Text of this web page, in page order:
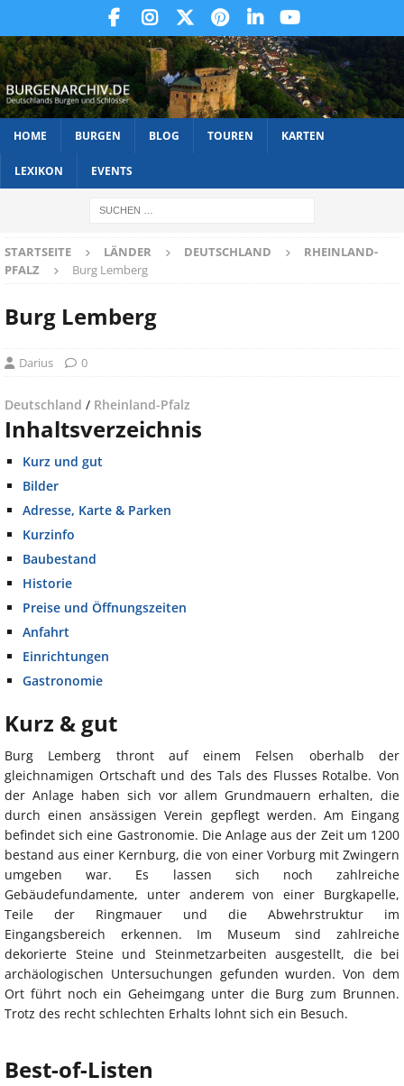
HOME BURGEN BLOG TOUREN KARTEN
LEXIKON EVENTS
STARTSEITE LÄNDER DEUTSCHLAND
RHEINLAND-
PFALZ
Burg Lemberg
Burg Lemberg
Darius 0
Deutschland / Rheinland-Pfalz
Inhaltsverzeichnis
Kurz und gut
Bilder
Adresse, Karte & Parken
Kurzinfo
Baubestand
Historie
Preise und Öffnungszeiten
Anfahrt
Einrichtungen
Gastronomie
Kurz & gut
Burg Lemberg thront auf einem Felsen oberhalb der
gleichnamigen Ortschaft und des Tals des Flusses Rotalbe. Von
der Anlage haben sich vor allem Grundmauern erhalten, die
durch einen ansässigen Verein gepflegt werden. Am Eingang
befindet sich eine Gastronomie. Die Anlage aus der Zeit um 1200
bestand aus einer Kernburg, die von einer Vorburg mit Zwingern
umgeben war. Es lassen sich noch zahlreiche
Gebäudefundamente, unter anderem von einer Burgkapelle,
Teile der Ringmauer und die Abwehrstruktur im
Eingangsbereich erkennen. Im Museum sind zahlreiche
dekorierte Steine und Steinmetzarbeiten ausgestellt, die bei
archäologischen Untersuchungen gefunden wurden. Von dem
Ort führt noch ein Geheimgang unter die Burg zum Brunnen.
Trotz des recht schlechten Erhalts lohnt sich ein Besuch.
Best-of-Listen